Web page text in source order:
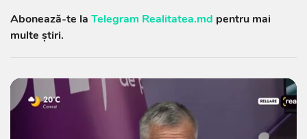
Abonează-te la Telegram Realitatea.md pentru mai
multe știri.